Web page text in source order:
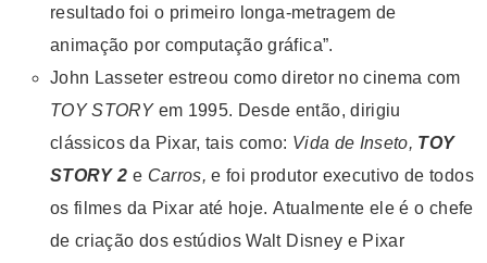
resultado foi o primeiro longa-metragem de
animação por computação gráfica”.
John Lasseter estreou como diretor no cinema com
TOY STORYem 1995. Desde então, dirigiu
clássicos da Pixar, tais como: Vida de Inseto, TOY
STORY 2 e Carros, e foi produtor executivo de todos
os filmes da Pixar até hoje. Atualmente ele é o chefe
de criação dos estúdios Walt Disney e Pixar